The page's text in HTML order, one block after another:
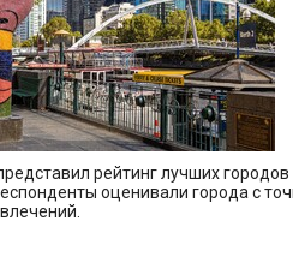
рейтинг лучших
оценивали города с